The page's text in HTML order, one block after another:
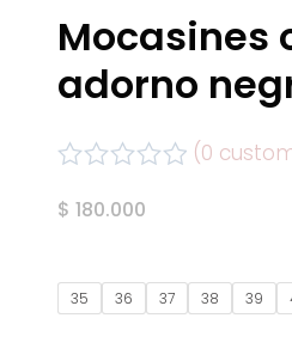
Mocasines
adorno
en
5
(0
$ 180.000
35 36 37 38 39